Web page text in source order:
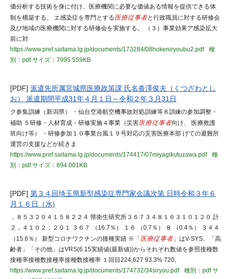
価分析する技術を身に付け、医療機関に必要な価値ある情報を提供できる体
制を構築する。 エ感染症を専門とする医療従事者と行政職員に対する研修会
及び地域の医療機関に対する研修会を実施する。 （３）事業効果ア感染拡大
前に対
https://www.pref.saitama.lg.jp/documents/173284/08hokeniryoubu2.pdf
種
別：pdfサイズ：7995.559KB
[PDF] 派遣先所属宮城県医療政策課 氏名沓澤俊夫（くつざわとし
お） 派遣期間平成31年４月１日～令和２年３月31日
ク参集訓練（新潟県） ・仙台空港航空機事故対処訓練等８訓練の参加調整・
補助 ５研修・人材育成・研修実施４事業（災害医療従事者向け、 医療救護
班向け等） ・研修参加１０事業台風１９号対応の災害医療本部 げての避難所
運営の支援などが続きま
https://www.pref.saitama.lg.jp/documents/174417/07miyagikutuzawa.pdf
種
別：pdfサイズ：894.001KB
[PDF] 第３４回埼玉県新型感染症専門家会議次第 日時令和３年６
月１６日（水)
，８５３２０４１５８２２４ 県衛生研究所３６７３４８１６３１０１２０ 計
２，４１０２，２０１ ３６７ （16.7％） １６ （0.7％） ８ （0.4％） ３４４
（15.6％） 新型コロナワクチンの接種実績 ※「 医療従事者」はV-SYS、「高
齢者」「その他」はVRS(6.15実績値(最新値))からそれぞれ数値を参照接種数
接種率接種数接種率接種数接種率 １回目224,627 93.3% 720,
https://www.pref.saitama.lg.jp/documents/174732/34siryou.pdf
種別：pdfサ